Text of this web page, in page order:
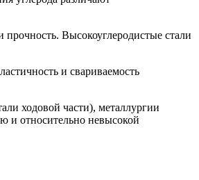
Высокоуглеродистые стали
и свариваемость
ходовой части), металлургии
и относительно невысокой